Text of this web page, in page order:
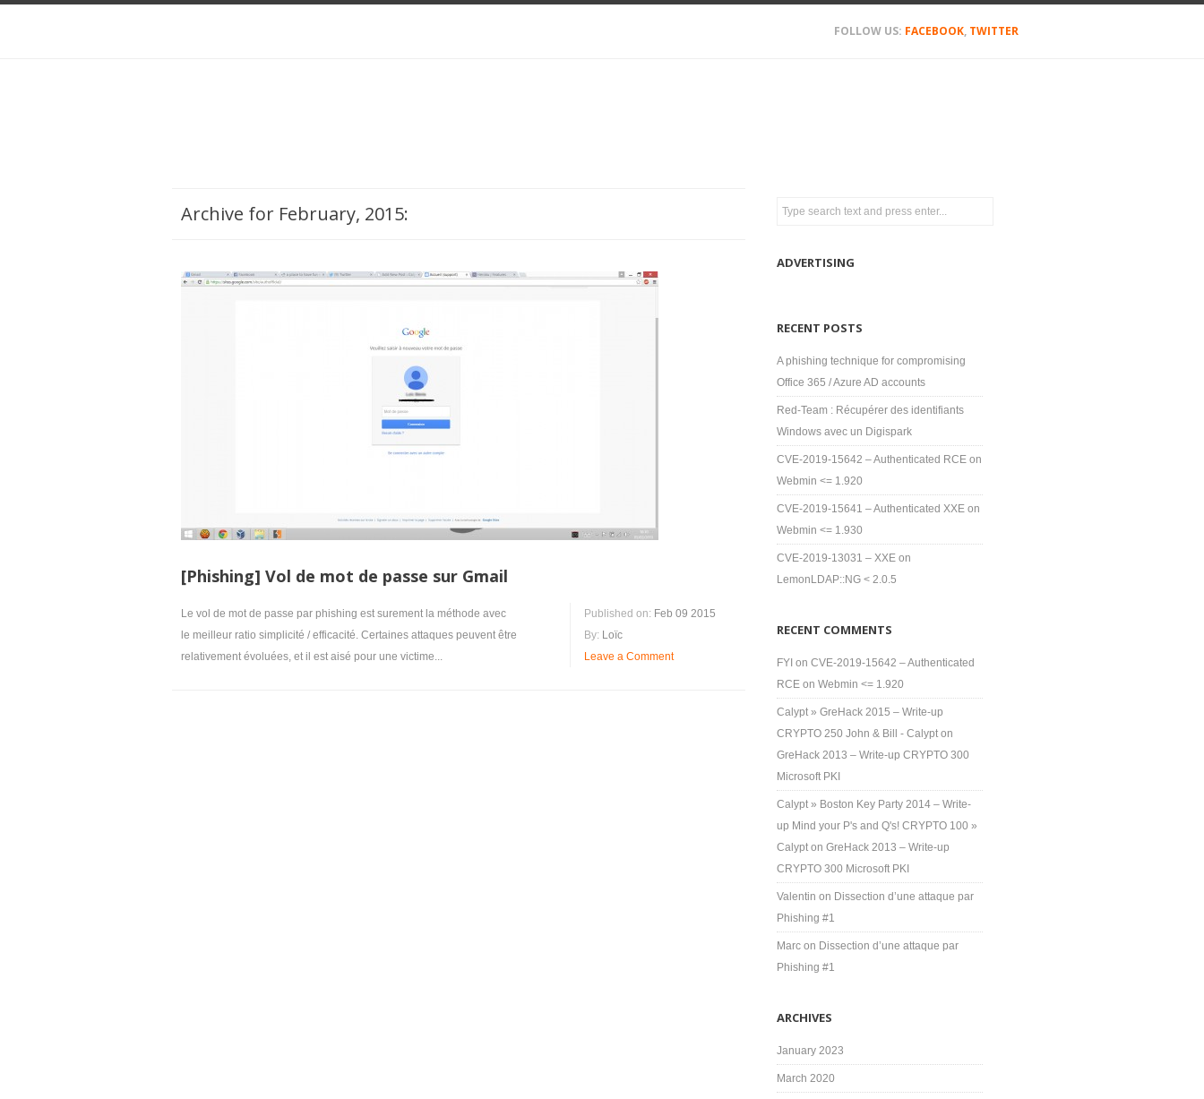
FOLLOW US: FACEBOOK, TWITTER
Archive for February, 2015:
[Phishing] Vol de mot de passe sur Gmail
Le vol de mot de passe par phishing est surement la méthode avec
le meilleur ratio simplicité / efficacité. Certaines attaques peuvent être
relativement évoluées, et il est aisé pour une victime...
Published on: Feb 09 2015
By: Loïc
Leave a Comment
ADVERTISING
RECENT POSTS
A phishing technique for compromising
Office 365 / Azure AD accounts
Red-Team : Récupérer des identifiants
Windows avec un Digispark
CVE-2019-15642 – Authenticated RCE on
Webmin <= 1.920
CVE-2019-15641 – Authenticated XXE on
Webmin <= 1.930
CVE-2019-13031 – XXE on
LemonLDAP::NG < 2.0.5
RECENT COMMENTS
FYI on CVE-2019-15642 – Authenticated
RCE on Webmin <= 1.920
Calypt » GreHack 2015 – Write-up
CRYPTO 250 John & Bill - Calypt on
GreHack 2013 – Write-up CRYPTO 300
Microsoft PKI
Calypt » Boston Key Party 2014 – Write-
up Mind your P's and Q's! CRYPTO 100 »
Calypt on GreHack 2013 – Write-up
CRYPTO 300 Microsoft PKI
Valentin on Dissection d’une attaque par
Phishing #1
Marc on Dissection d’une attaque par
Phishing #1
ARCHIVES
January 2023
March 2020